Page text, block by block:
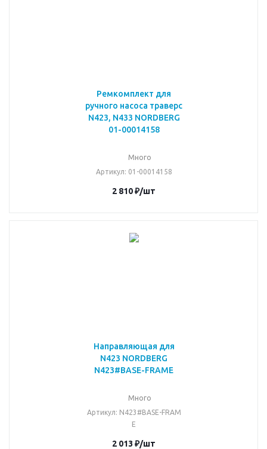
Ремкомплект для
ручного насоса траверс
N423, N433 NORDBERG
01-00014158
Много
Артикул: 01-00014158
2 810₽/шт
Направляющая для
N423 NORDBERG
N423#BASE-FRAME
Много
Артикул: N423#BASE-FRAM
E
2 013 ₽/шт